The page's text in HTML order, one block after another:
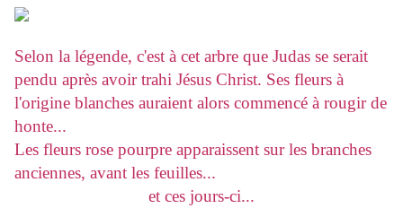
Selon la légende, c'est à cet arbre que Judas se serait
pendu après avoir trahi Jésus Christ. Ses fleurs à
l'origine blanches auraient alors commencé à rougir de
honte...
Les fleurs rose pourpre apparaissent sur les branches
anciennes, avant les feuilles...
et ces jours-ci...